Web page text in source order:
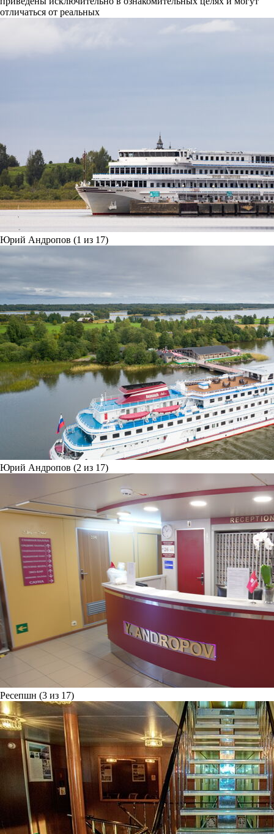
отличаться от реальных
Юрий Андропов (1 из 17)
Юрий Андропов (2 из 17)
Ресепшн (3 из 17)